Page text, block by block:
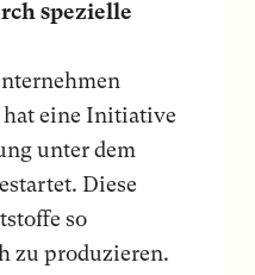
spezielle
eine Initiative
unter dem
Diese
so
zu produzieren.